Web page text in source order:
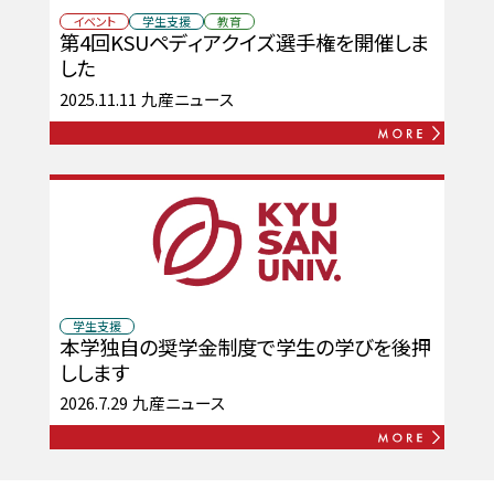
イベント 学生支援 教育
第4回KSUペディアクイズ選手権を開催しま
した
2025.11.11 九産ニュース
学生支援
本学独自の奨学金制度で学生の学びを後押
しします
2026.7.29 九産ニュース